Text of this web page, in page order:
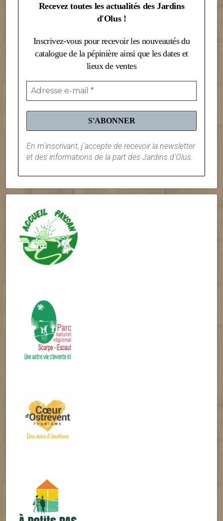
Recevez toutes les actualités des Jardins
d'Olus !
Inscrivez-vous pour recevoir les nouveautés du
catalogue de la pépinière ainsi que les dates et
lieux de ventes
En m'inscrivant, j'accepte de recevoir la newsletter
et des informations de la part des Jardins d'Olus.